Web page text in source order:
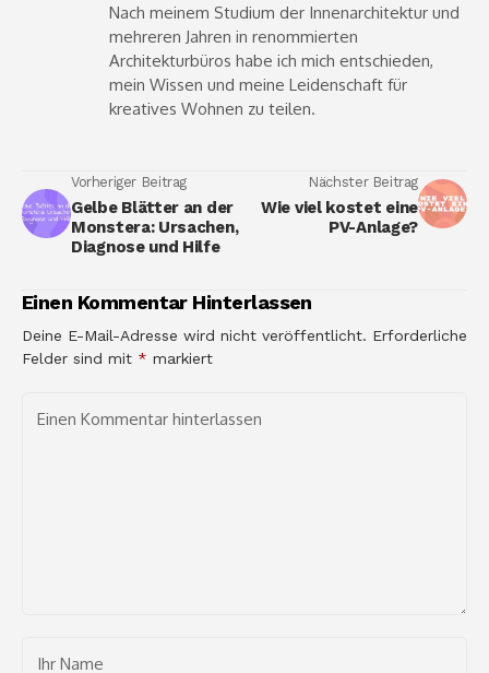
Nach meinem Studium der Innenarchitektur und
mehreren Jahren in renommierten
Architekturbüros habe ich mich entschieden,
mein Wissen und meine Leidenschaft für
kreatives Wohnen zu teilen.
Vorheriger Beitrag
Gelbe Blätter an der
Monstera: Ursachen,
Diagnose und Hilfe
Nächster Beitrag
Wie viel kostet eine
PV-Anlage?
Einen Kommentar Hinterlassen
Deine E-Mail-Adresse wird nicht veröffentlicht. Erforderliche
Felder sind mit * markiert